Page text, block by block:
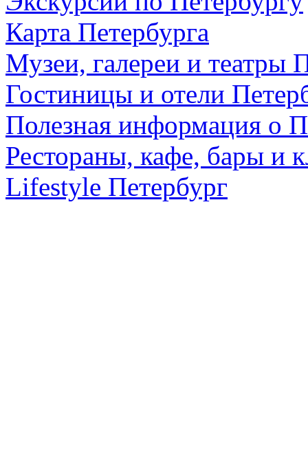
Карта Петербурга
Музеи, галереи и театры
Гостиницы и отели
Полезная информация о
Рестораны, кафе, бары и
Lifestyle Петербург